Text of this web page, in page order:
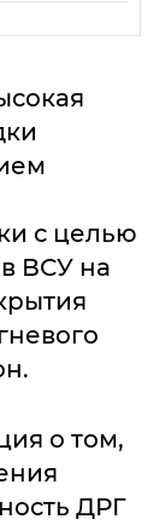
с целью
ВСУ на
о том,
ДРГ